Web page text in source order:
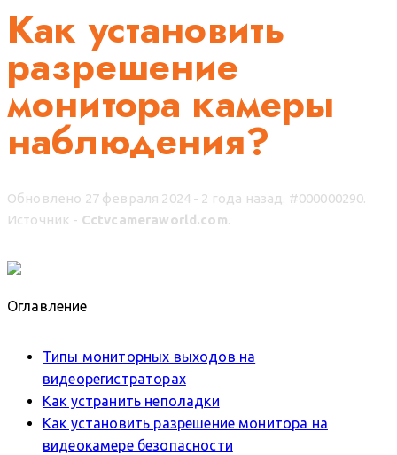
Как установить
разрешение
монитора камеры
наблюдения?
Обновлено 27 февраля 2024 - 2 года назад. #000000290.
Источник - Cctvcameraworld.com.
Оглавление
Типы мониторных выходов на
видеорегистраторах
Как устранить неполадки
Как установить разрешение монитора на
видеокамере безопасности